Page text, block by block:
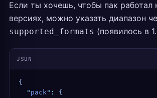
Если ты хочешь, чтобы пак работал
версиях, можно указать диапазон
supported_formats (появилось в
JSON
{
  "
pack" :
{